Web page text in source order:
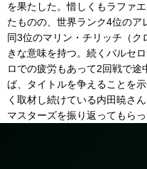
を果たした。惜しくもラファ
たものの、世界ランク4位のア
同3位のマリン・チリッチ（
きな意味を持つ。続くバルセ
ロでの疲労もあって2回戦で途
ば、タイトルを争えることを
く取材し続けている内田暁さ
マスターズを振り返ってもらっ